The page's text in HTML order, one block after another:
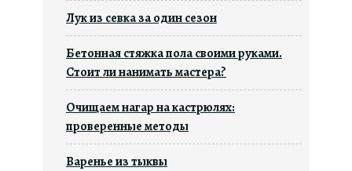
Лук из севка за один сезон
Бетонная стяжка пола своими руками.
Стоит ли нанимать мастера?
Очищаем нагар на кастрюлях:
проверенные методы
Варенье из тыквы